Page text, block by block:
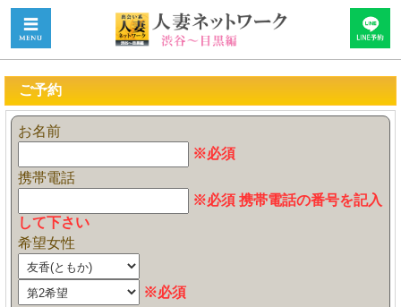
ご予約
お名前
※必須
携帯電話
※必須 携帯電話の番号を記入
して下さい
希望女性
※必須